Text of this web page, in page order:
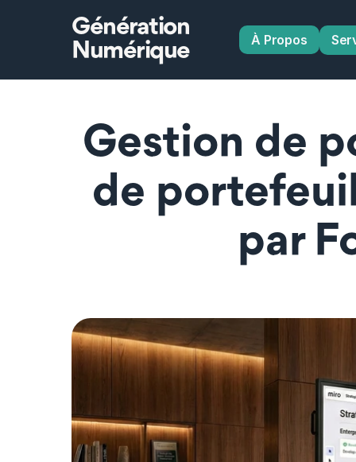
Génération
Numérique
À Propos
Gestion de
de
par